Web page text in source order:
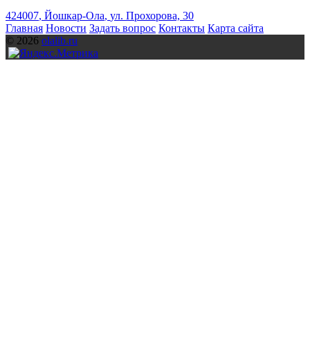
424007, Йошкар-Ола, ул. Прохорова, 30
Главная Новости Задать вопрос Контакты Карта сайта
© 2026 olalib.ru